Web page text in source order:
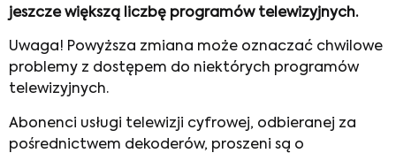
jeszcze większą liczbę programów telewizyjnych.
Uwaga! Powyższa zmiana może oznaczać chwilowe
problemy z dostępem do niektórych programów
telewizyjnych.
Abonenci usługi telewizji cyfrowej, odbieranej za
pośrednictwem dekoderów, proszeni są o